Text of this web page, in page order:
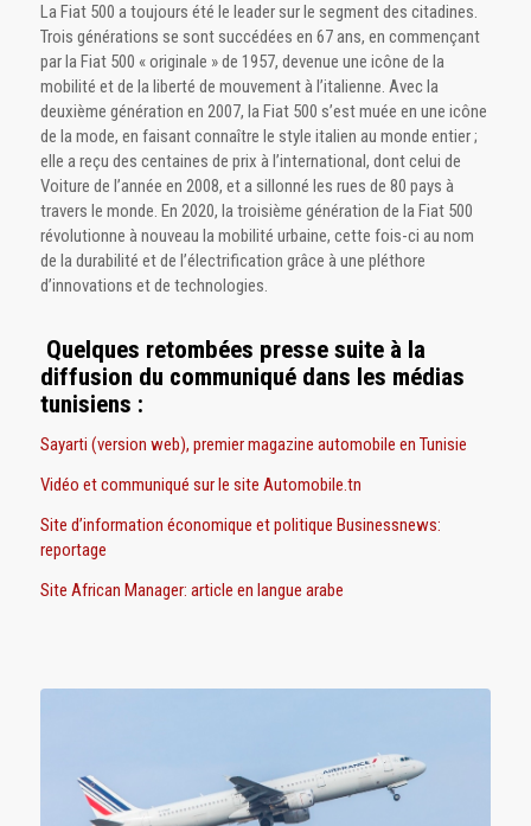
La Fiat 500 a toujours été le leader sur le segment des citadines.
Trois générations se sont succédées en 67 ans, en commençant
par la Fiat 500 « originale » de 1957, devenue une icône de la
mobilité et de la liberté de mouvement à l’italienne. Avec la
deuxième génération en 2007, la Fiat 500 s’est muée en une icône
de la mode, en faisant connaître le style italien au monde entier ;
elle a reçu des centaines de prix à l’international, dont celui de
Voiture de l’année en 2008, et a sillonné les rues de 80 pays à
travers le monde. En 2020, la troisième génération de la Fiat 500
révolutionne à nouveau la mobilité urbaine, cette fois-ci au nom
de la durabilité et de l’électrification grâce à une pléthore
d’innovations et de technologies.
Quelques retombées presse suite à la
diffusion du communiqué dans les médias
tunisiens :
Sayarti (version web), premier magazine automobile en Tunisie
Vidéo et communiqué sur le site Automobile.tn
Site d’information économique et politique Businessnews:
reportage
Site African Manager: article en langue arabe